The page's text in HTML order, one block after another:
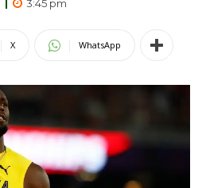
3:45 pm
X WhatsApp